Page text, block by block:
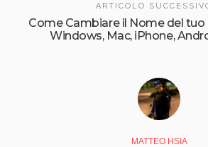
ARTICOLO
Come Cambiare il Nome del tuo
Windows, Mac, iPhone,
MATTEO HSIA